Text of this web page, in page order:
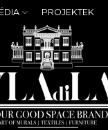
PROJEKTEK